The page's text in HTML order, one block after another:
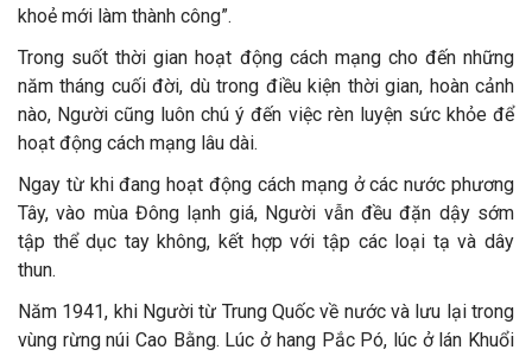
khoẻ mới làm thành công”.
Trong suốt thời gian hoạt động cách mạng cho đến những
năm tháng cuối đời, dù trong điều kiện thời gian, hoàn cảnh
nào, Người cũng luôn chú ý đến việc rèn luyện sức khỏe để
hoạt động cách mạng lâu dài.
Ngay từ khi đang hoạt động cách mạng ở các nước phương
Tây, vào mùa Đông lạnh giá, Người vẫn đều đặn dậy sớm
tập thể dục tay không, kết hợp với tập các loại tạ và dây
thun.
Năm 1941, khi Người từ Trung Quốc về nước và lưu lại trong
vùng rừng núi Cao Bằng. Lúc ở hang Pắc Pó, lúc ở lán Khuổi